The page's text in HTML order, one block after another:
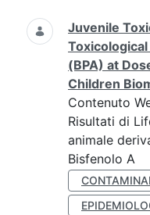
Juvenile
(BPA) at
Children
Contenuto
Risultati di
animale
Bisfenolo A